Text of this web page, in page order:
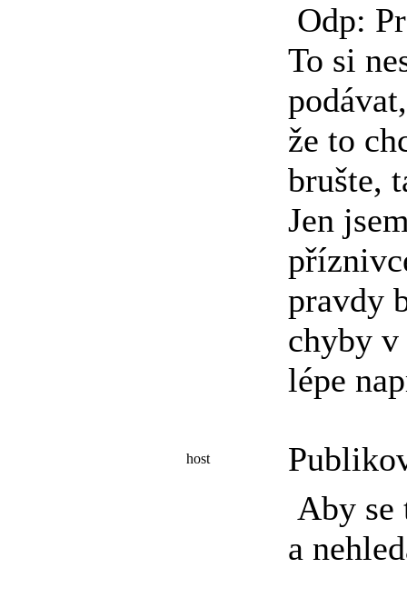
Odp:
To si
že to
brušte,
Jen
pravdy
chyby v
lépe
host
Aby se
a